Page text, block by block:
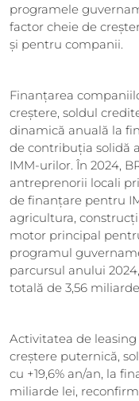
programele
factor cheie de
și pentru companii.
Finanțarea
creștere, soldul
dinamică anuală la
de contribuția solidă
IMM-urilor. În 2024,
antreprenorii locali
de finanțare pentru
agricultura,
motor principal
programul
parcursul anului
totală de 3,56
Activitatea de
creștere puternică,
cu +19,6% an/an, la
miliarde lei,